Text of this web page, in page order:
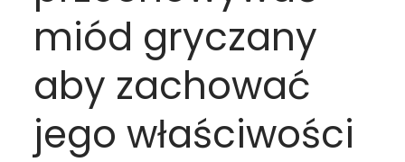
miód gryczany
aby zachować
jego właściwości